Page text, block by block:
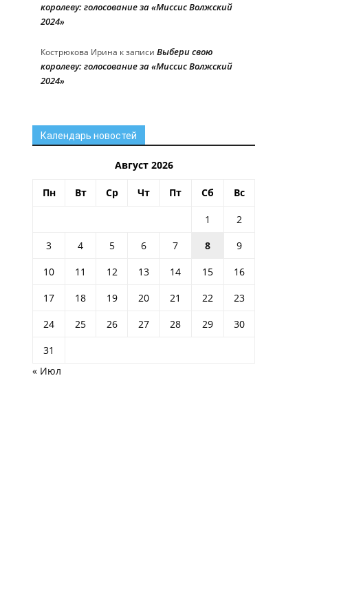
королеву: голосование за «Миссис Волжский
2024»
Кострюкова Ирина к записи Выбери свою
королеву: голосование за «Миссис Волжский
2024»
Календарь новостей
Август 2026
Пн Вт Ср Чт Пт Сб Вс
1
2
3
4 5 6 7 8
9
10
11 12 13 14 15
16
17
18 19 20 21 22
23
24
25 26 27 28 29
30
31
« Июл